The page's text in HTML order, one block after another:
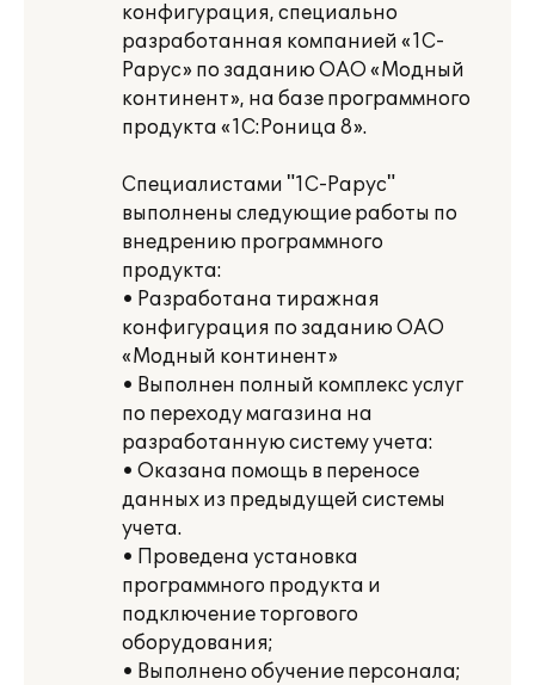
конфигурация, специально
разработанная компанией «1С-
Рарус» по заданию ОАО «Модный
континент», на базе программного
продукта «1С:Роница 8».
Специалистами "1С-Рарус"
выполнены следующие работы по
внедрению программного
продукта:
• Разработана тиражная
конфигурация по заданию ОАО
«Модный континент»
• Выполнен полный комплекс услуг
по переходу магазина на
разработанную систему учета:
• Оказана помощь в переносе
данных из предыдущей системы
учета.
• Проведена установка
программного продукта и
подключение торгового
оборудования;
• Выполнено обучение персонала;